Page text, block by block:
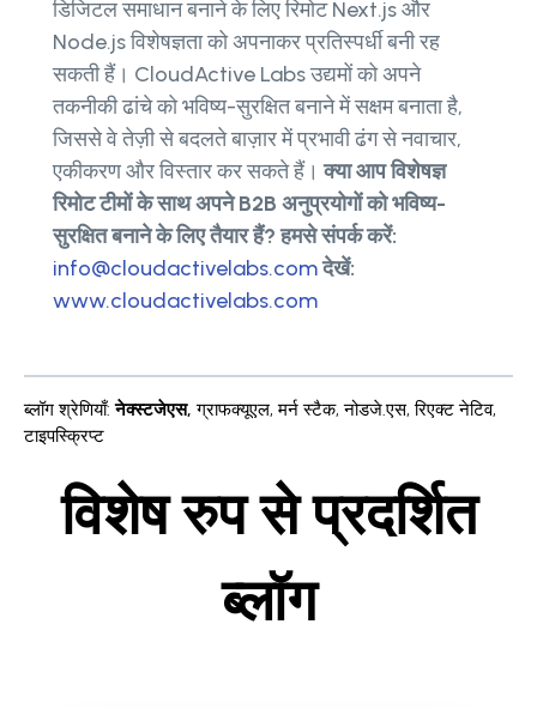
डिजिटल समाधान बनाने के लिए रिमोट Next.js और
Node.js विशेषज्ञता को अपनाकर प्रतिस्पर्धी बनी रह
सकती हैं। CloudActive Labs उद्यमों को अपने
तकनीकी ढांचे को भविष्य-सुरक्षित बनाने में सक्षम बनाता है,
जिससे वे तेज़ी से बदलते बाज़ार में प्रभावी ढंग से नवाचार,
एकीकरण और विस्तार कर सकते हैं।क्या आप विशेषज्ञ
रिमोट टीमों के साथ अपने B2B अनुप्रयोगों को भविष्य-
सुरक्षित बनाने के लिए तैयार हैं? हमसे संपर्क करें:
info@cloudactivelabs.comदेखें:
www.cloudactivelabs.com
ब्लॉग श्रेणियाँ: नेक्स्टजेएस, ग्राफक्यूएल,मर्न स्टैक,नोडजे.एस,रिएक्ट नेटिव,
टाइपस्क्रिप्ट
विशेष रुप से प्रदर्शित
ब्लॉग